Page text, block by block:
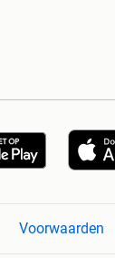
Voorwaarden